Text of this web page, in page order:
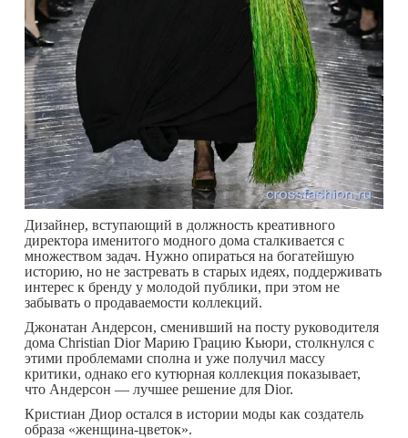
Дизайнер, вступающий в должность креативного
директора именитого модного дома сталкивается с
множеством задач. Нужно опираться на богатейшую
историю, но не застревать в старых идеях, поддерживать
интерес к бренду у молодой публики, при этом не
забывать о продаваемости коллекций.
Джонатан Андерсон, сменивший на посту руководителя
дома Christian Dior Марию Грацию Кьюри, столкнулся с
этими проблемами сполна и уже получил массу
критики, однако его кутюрная коллекция показывает,
что Андерсон — лучшее решение для Dior.
Кристиан Диор остался в истории моды как создатель
образа «женщина-цветок».